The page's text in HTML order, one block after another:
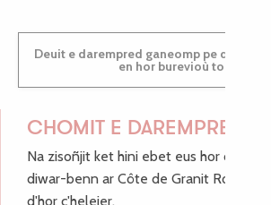
Deuit e darempred ganeomp pe deuit da welet ac'hanomp
en hor burevioù
CHOMIT E DAREMPRED !
Na zisoñjit ket hini ebet eus hor
diwar-benn ar Côte de Granit Rose,
d'hor c'heleier.